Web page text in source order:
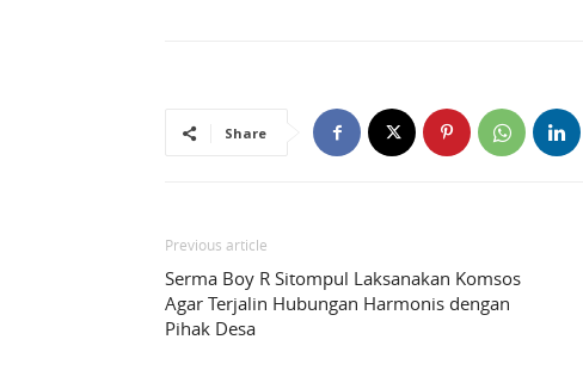
Share
Previous article
Serma Boy R Sitompul Laksanakan Komsos
Agar Terjalin Hubungan Harmonis dengan
Pihak Desa